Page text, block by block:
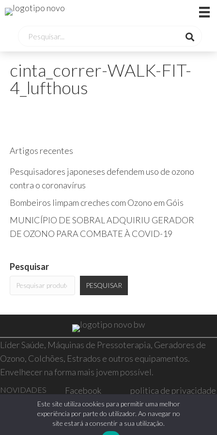
cinta_correr-WALK-FIT-
4_lufthous
Artigos recentes
Pesquisadores japoneses defendem uso de ozono
contra o coronavírus
Bombeiros limpam creches com Ozono em Góis
MUNICÍPIO DE SOBRAL ADQUIRIU GERADOR
DE OZONO PARA COMBATE À COVID-19
Pesquisar
PESQUISAR
Líder Saúde, Máquinas de Pressoterapia, Geradores de
Ozono, Colchões, Estrados e outros equipamentos.
Envelhecer na forma mais jovem possível.
NOVIDADES
SAÚDE E BEM-
Facebook
Instagram
politica de privacidade
resolução de conflitos
livro de reclamações
Este site utiliza cookies para permitir uma melhor
experiência por parte do utilizador. Ao navegar no
site estará a consentir a sua utilização.